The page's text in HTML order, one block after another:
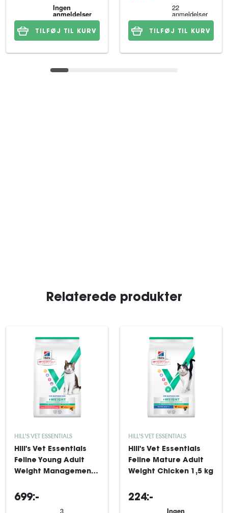
TILFØJ TIL KURV TILFØJ TIL KURV
Relaterede produkter
HILL'S VET ESSENTIALS
Hill's Vet Essentials
Feline Young Adult
Weight Management
699:-
HILL'S VET ESSENTIALS
Hill's Vet Essentials
Feline Mature Adult
Weight Chicken 1,5 kg
224:-